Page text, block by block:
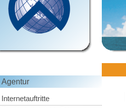
Agentur
Internetauftritte